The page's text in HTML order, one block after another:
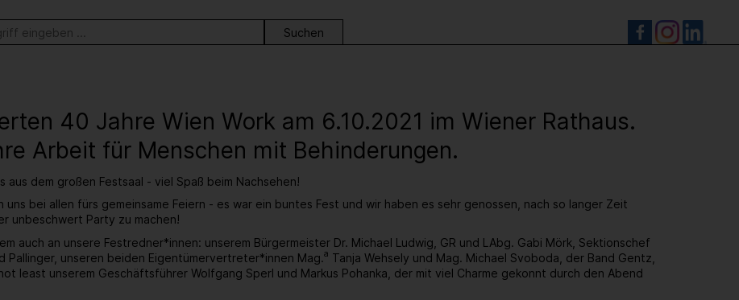
40 Jahre Wien Work am 6.10.2021 im Wiener Rathaus.
Arbeit für Menschen mit Behinderungen.
aus dem großen Festsaal - viel Spaß beim Nachsehen!
uns bei allen fürs gemeinsame Feiern - es war ein buntes Fest und wir haben es sehr genossen, nach so langer Zeit
unbeschwert Party zu machen!
auch an unsere Festredner*innen: unserem Bürgermeister Dr. Michael Ludwig, GR und LAbg. Gabi Mörk, Sektionschef
Pallinger, unseren beiden Eigentümervertreter*innen Mag.a Tanja Wehsely und Mag. Michael Svoboda, der Band Gentz,
least unserem Geschäftsführer Wolfgang Sperl und Markus Pohanka, der mit viel Charme gekonnt durch den Abend